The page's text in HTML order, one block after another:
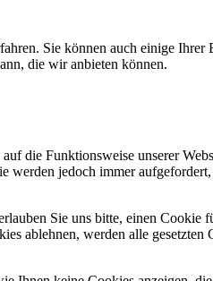
Sie können auch einige Ihrer
die wir anbieten können.
die Funktionsweise unserer
werden jedoch immer
Sie uns bitte, einen Cookie
ablehnen, werden alle gesetzten